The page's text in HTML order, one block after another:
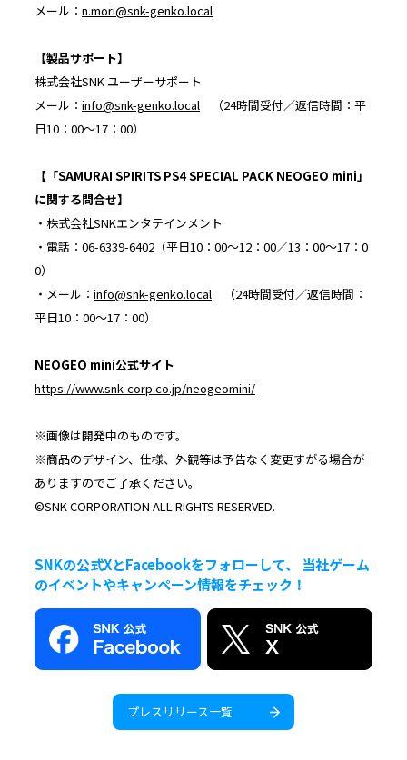
メール： n.mori@snk-genko.local
【製品サポート】
株式会社SNK ユーザーサポート
メール： info@snk-genko.local （24時間受付／返信時間：平
日10：00～17：00）
【「SAMURAI SPIRITS PS4 SPECIAL PACK NEOGEO mini 」
に関する問合せ】
・株式会社SNKエンタテインメント
・電話：06-6339-6402（平日10：00～12：00／13：00～17：0
0）
・メール： info@snk-genko.local （24時間受付／返信時間：
平日10：00～17：00）
NEOGEO mini公式サイト
https://www.snk-corp.co.jp/neogeomini/
※画像は開発中のものです。
※商品のデザイン、仕様、外観等は予告なく変更すがる場合が
ありますのでご了承ください。
©SNK CORPORATION ALL RIGHTS RESERVED.
SNKの公式XとFacebookをフォローして、 当社ゲーム
のイベントやキャンペーン情報をチェック！
プレスリリース一覧